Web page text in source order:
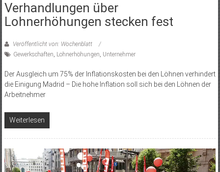
Verhandlungen über
Lohnerhöhungen stecken fest
Veröffentlicht von: Wochenblatt
Gewerkschaften, Lohnerhöhungen, Unternehmer
Der Ausgleich um 75% der Inflationskosten bei den Löhnen verhindert
die Einigung Madrid – Die hohe Inflation soll sich bei den Löhnen der
Arbeitnehmer
Weiterlesen